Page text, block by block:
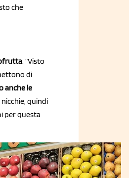
che
. “Visto
di
anche le
quindi
per questa